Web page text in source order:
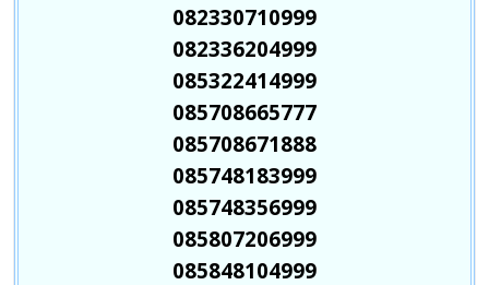
082330710999
082336204999
085322414999
085708665777
085708671888
085748183999
085748356999
085807206999
085848104999